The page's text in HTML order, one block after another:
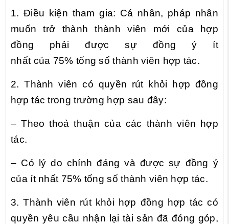
1. Điều kiện tham gia: Cá nhân, pháp nhân
muốn trở thành thành viên mới của hợp
đồng phải được sự đồng ý ít
nhất của 75% tổng số thành viên hợp tác.
2. Thành viên có quyền rút khỏi hợp đồng
hợp tác trong trường hợp sau đây:
– Theo thoả thuận của các thành viên hợp
tác.
– Có lý do chính đáng và được sự đồng ý
của ít nhất 75% tổng số thành viên hợp tác.
3. Thành viên rút khỏi hợp đồng hợp tác có
quyền yêu cầu nhận lại tài sản đã đóng góp,